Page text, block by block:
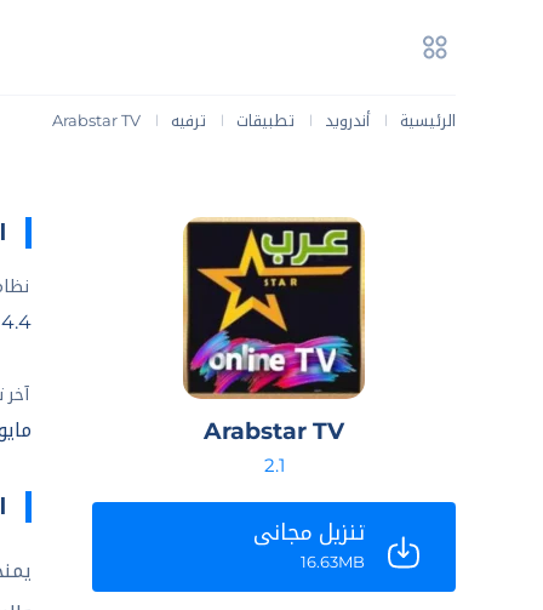
الرئيسية | أندرويد | تطبيقات | ترفيه |
Arabstar TV
Arabstar TV
2.1
تنزيل مجاني
16.63MB
آخر
مايو 25,